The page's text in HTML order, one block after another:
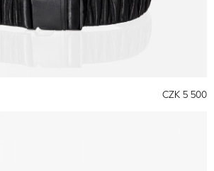
CZK 5 500